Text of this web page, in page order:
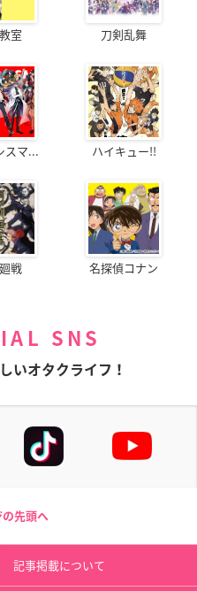
室 刀剣乱舞
スマ... ハイキュー!!
戦 名探偵コナン
SNS
いオタクライフ！
の先頭へ
記事掲載について